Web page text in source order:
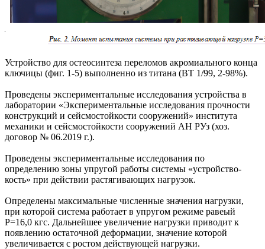
Устройство для остеосинтеза переломов акромиального конца
ключицы (фиг. 1-5) выполненно из титана (ВТ 1/99, 2-98%).
Проведены экспериментальные исследования устройства в
лаборатории «Экспериментальные исследования прочности
конструкций и сейсмостойкости сооружений» института
механики и сейсмостойкости сооружений АН РУз (хоз.
договор № 06.2019 г.).
Проведены экспериментальные исследования по
определению зоны упругой работы системы «устройство-
кость» при действии растягивающих нагрузок.
Определены максимальные численные значения нагрузки,
при которой система работает в упругом режиме равеый
Р=16,0 кгс. Дальнейшее увеличение нагрузки приводит к
появлению остаточной деформации, значение которой
увеличивается с ростом действующей нагрузки.